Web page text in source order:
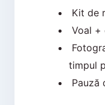
Kit de
Voal +
timpul
Pauză